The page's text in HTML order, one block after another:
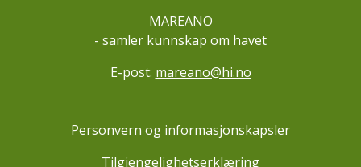
MAREANO
- samler kunnskap om havet
E-post: mareano@hi.no
Personvern og informasjonskapsler
Tilgjengelighetserklæring